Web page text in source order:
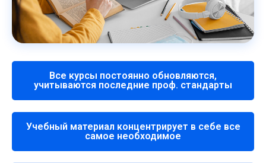
Все курсы постоянно обновляются,
учитываются последние проф. стандарты
Учебный материал концентрирует в себе все
самое необходимое